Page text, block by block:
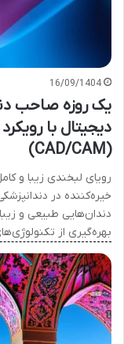
16/09/1404
یک روزه صاحب
(CAD/CAM)
رویای لبخندی زیبا و
خیره‌کننده در
دندان‌هایی طبیعی و
بهره‌گیری از